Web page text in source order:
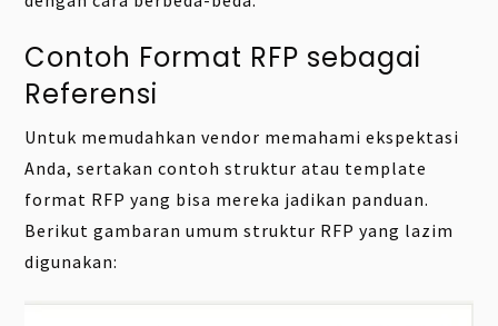
Contoh Format RFP sebagai
Referensi
Untuk memudahkan vendor memahami ekspektasi
Anda, sertakan contoh struktur atau template
format RFP yang bisa mereka jadikan panduan.
Berikut gambaran umum struktur RFP yang lazim
digunakan: